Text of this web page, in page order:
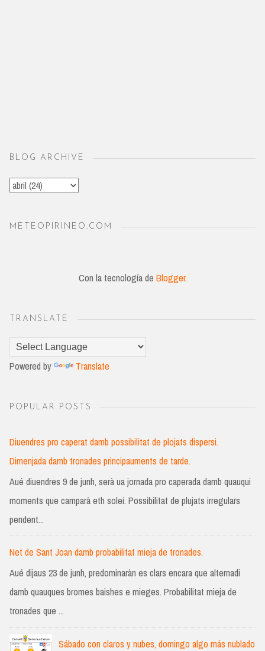
BLOG ARCHIVE
METEOPIRINEO.COM
Con la tecnología de Blogger.
TRANSLATE
Powered by Translate
POPULAR POSTS
Diuendres pro caperat damb possibilitat de plojats dispersi.
Dimenjada damb tronades principauments de tarde.
Aué diuendres 9 de junh, serà ua jornada pro caperada damb quauqui
moments que camparà eth solei. Possibilitat de plujats irregulars
pendent...
Net de Sant Joan damb probabilitat mieja de tronades.
Aué dijaus 23 de junh, predominaràn es clars encara que alternadi
damb quauques bromes baishes e mieges. Probabilitat mieja de
tronades que ...
Sábado con claros y nubes, domingo algo más nublado